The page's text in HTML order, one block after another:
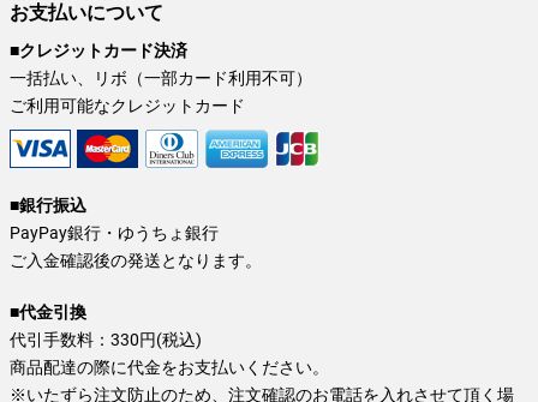
お支払いについて
■クレジットカード決済
一括払い、リボ（一部カード利用不可）
ご利用可能なクレジットカード
■銀行振込
PayPay銀行・ゆうちょ銀行
ご入金確認後の発送となります。
■代金引換
代引手数料：330円(税込)
商品配達の際に代金をお支払いください。
※いたずら注文防止のため、注文確認のお電話を入れさせて頂く場